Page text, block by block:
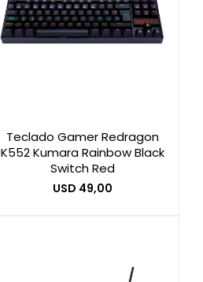
Teclado Gamer Redragon
K552 Kumara Rainbow Black
Switch Red
USD 49,00